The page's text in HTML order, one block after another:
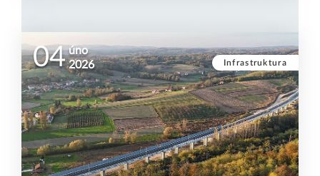
Infrastruktura
04 úno
2026